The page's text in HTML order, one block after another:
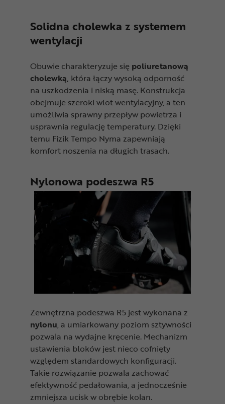
Solidna cholewka z systemem
wentylacji
Obuwie charakteryzuje się poliuretanową
cholewką, która łączy wysoką odporność
na uszkodzenia i niską masę. Konstrukcja
obejmuje szeroki wlot wentylacyjny, a ten
umożliwia sprawny przepływ powietrza i
usprawnia regulację temperatury. Dzięki
temu Fizik Tempo Nyma zapewniają
komfort noszenia na długich trasach.
Nylonowa podeszwa R5
Zewnętrzna podeszwa R5 jest wykonana z
nylonu, a umiarkowany poziom sztywności
pozwala na wydajne kręcenie. Mechanizm
ustawienia bloków jest nieco cofnięty
względem standardowych konfiguracji.
Takie rozwiązanie pozwala zachować
efektywność pedałowania, a jednocześnie
zmniejsza ucisk w obrębie kolan.